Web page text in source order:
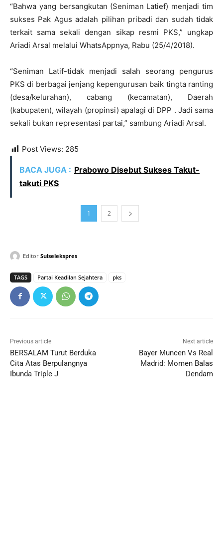
“Bahwa yang bersangkutan (Seniman Latief) menjadi tim
sukses Pak Agus adalah pilihan pribadi dan sudah tidak
terkait sama sekali dengan sikap resmi PKS,” ungkap
Ariadi Arsal melalui WhatsAppnya, Rabu (25/4/2018).
“Seniman Latif-tidak menjadi salah seorang pengurus
PKS di berbagai jenjang kepengurusan baik tingta ranting
(desa/kelurahan), cabang (kecamatan), Daerah
(kabupaten), wilayah (propinsi) apalagi di DPP . Jadi sama
sekali bukan representasi partai,” sambung Ariadi Arsal.
Post Views: 285
BACA JUGA : Prabowo Disebut Sukses Takut-
takuti PKS
1 2
Editor Sulselekspres
TAGS Partai Keadilan Sejahtera pks
Previous article
BERSALAM Turut Berduka
Cita Atas Berpulangnya
Ibunda Triple J
Next article
Bayer Muncen Vs Real
Madrid: Momen Balas
Dendam